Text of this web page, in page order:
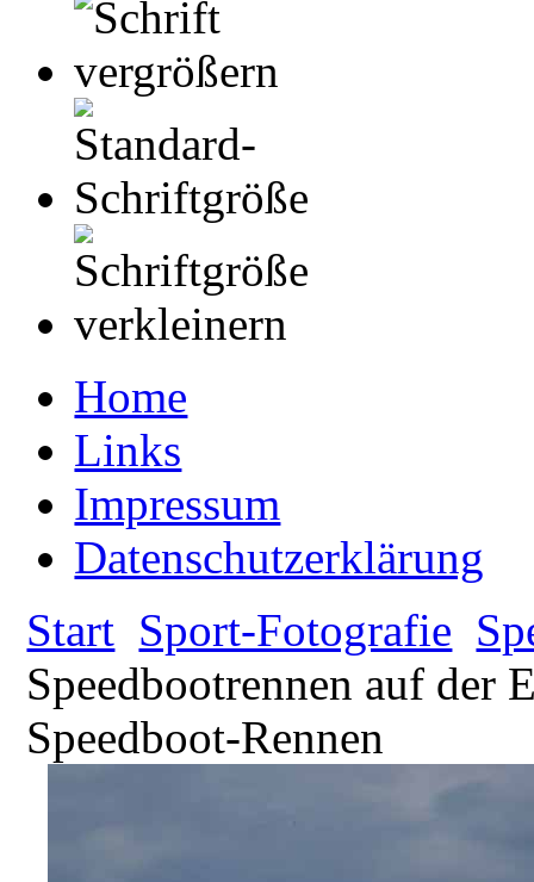
Home
Links
Impressum
Datenschutzerklärung
Start Sport-Fotografie
Speedbootrennen auf der
Speedboot-Rennen